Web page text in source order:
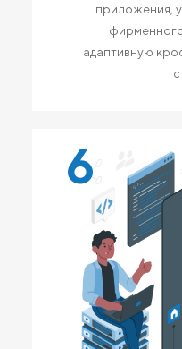
приложения,
адаптивную
6